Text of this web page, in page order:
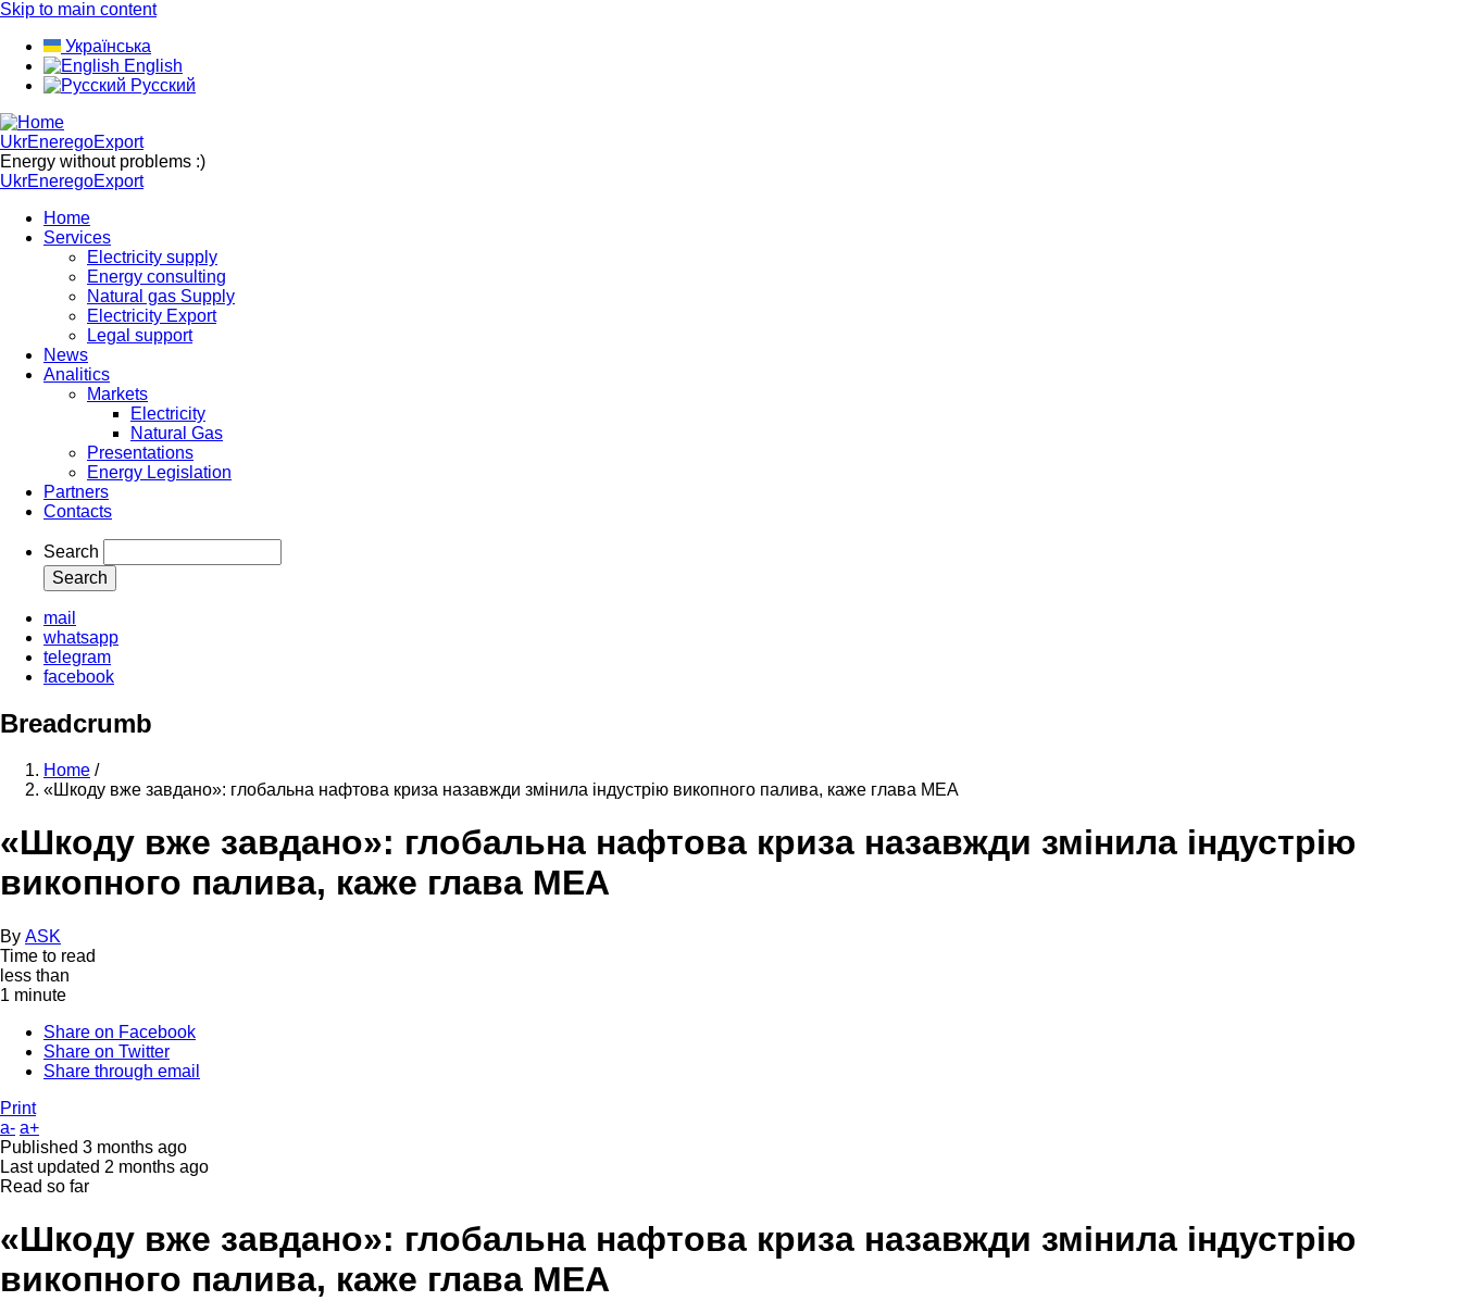
Skip to main content
Українська
English
Русский
UkrEneregoExport
Energy without problems :)
UkrEneregoExport
Home
Services
Electricity supply
Energy consulting
Natural gas Supply
Electricity Export
Legal support
News
Analitics
Markets
Electricity
Natural Gas
Presentations
Energy Legislation
Partners
Contacts
Search
mail
whatsapp
telegram
facebook
Breadcrumb
Home /
«Шкоду вже завдано»: глобальна нафтова криза назавжди змінила індустрію викопного палива, каже глава МЕА
«Шкоду вже завдано»: глобальна нафтова криза назавжди змінила індустрію
викопного палива, каже глава МЕА
By ASK
Time to read
less than
1 minute
Share on Facebook
Share on Twitter
Share through email
Print
a- a+
Published 3 months ago
Last updated 2 months ago
Read so far
«Шкоду вже завдано»: глобальна нафтова криза назавжди змінила індустрію
викопного палива, каже глава МЕА